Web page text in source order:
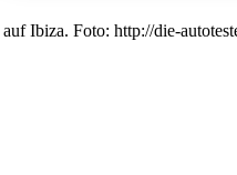
Ibiza. Foto: http://die-